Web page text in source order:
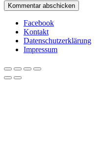
Facebook
Kontakt
Datenschutzerklärung
Impressum